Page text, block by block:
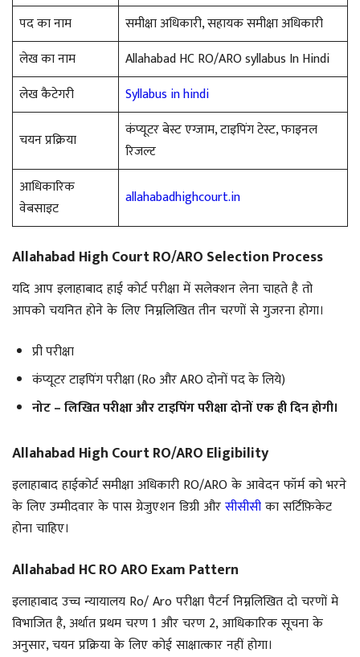
पद का नाम
समीक्षा अधिकारी, सहायक समीक्षा अधिकारी
लेख का नाम
Allahabad HC RO/ARO syllabus In Hindi
लेख कैटेगरी
Syllabus in hindi
चयन प्रक्रिया
कंप्यूटर बेस्ट एग्जाम, टाइपिंग टेस्ट, फाइनल
रिजल्ट
आधिकारिक
वेबसाइट
allahabadhighcourt.in
Allahabad High Court RO/ARO Selection Process
यदि आप इलाहाबाद हाई कोर्ट परीक्षा में सलेक्शन लेना चाहते है तो
आपको चयनित होने के लिए निम्नलिखित तीन चरणों से गुजरना होगा।
प्री परीक्षा
कंप्यूटर टाइपिंग परीक्षा (Ro और ARO दोनों पद के लिये)
नोट – लिखित परीक्षा और टाइपिंग परीक्षा दोनों एक ही दिन होगी।
Allahabad High Court RO/ARO Eligibility
इलाहाबाद हाईकोर्ट समीक्षा अधिकारी RO/ARO के आवेदन फॉर्म को भरने
के लिए उम्मीदवार के पास ग्रेजुएशन डिग्री औरसीसीसीका सर्टिफ़िकेट
होना चाहिए।
Allahabad HC RO ARO Exam Pattern
इलाहाबाद उच्च न्यायालय Ro/ Aro परीक्षा पैटर्न निम्नलिखित दो चरणों मे
विभाजित है, अर्थात प्रथम चरण 1 और चरण 2, आधिकारिक सूचना के
अनुसार, चयन प्रक्रिया के लिए कोई साक्षात्कार नहीं होगा।